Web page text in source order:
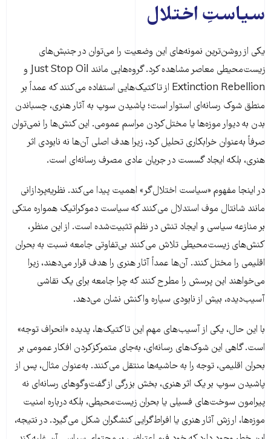
سیاستِ اختلال
یکی از روشن‌ترین نمونه‌های این وضعیت را می‌توان در جنبش‌های
زیست‌محیطی معاصر مشاهده کرد. گروه‌هایی مانند Just Stop Oil و
Extinction Rebellion از تاکتیک‌هایی استفاده می‌کنند که عمداً بر
منطق شوک رسانه‌ای استوار است؛ پاشیدن سوپ به آثار هنری، چسباندن
بدن به دیوار موزه‌ها یا مختل‌کردن مراسم عمومی. این کنش‌ها را نمی‌توان
صرفاً به‌عنوان خرابکاری تحلیل کرد، زیرا هدف اصلی آن‌ها نه نابودی اثر
هنری، بلکه ایجاد گسست در جریان عادی مصرف رسانه‌ای است.
در اینجا مفهوم «سیاست اختلال‌گر» اهمیت پیدا می‌کند. نظریه‌پردازانی
مانند شانتال موف استدلال می‌کنند که سیاست دموکراتیک همواره متکی
بر منازعه سیاسی و ایجاد تنش در نظم تثبیت‌شده است. از این منظر،
کنش‌های زیست‌محیطی تلاش می‌کنند بی‌تفاوتی جامعه نسبت به بحران
اقلیمی را مختل کنند. آن‌ها عمداً آثار هنری را هدف قرار می‌دهند، زیرا
می‌خواهند این پرسش را مطرح کنند که چرا جامعه برای یک نقاشی
آسیب‌دیده، بیش از نابودی سیاره واکنش نشان می‌دهد.
با این حال، یکی از آسیب‌های مهم این تاکتیک‌ها، پدیده «انحراف توجه»
است. گاهی این شوک‌های رسانه‌ای، به‌جای متمرکزکردن افکار عمومی بر
بحران اقلیمی، توجه را به حاشیه‌ها منتقل می‌کنند. به‌عنوان مثال، پس از
پاشیدن سوپ بر یک اثر هنری، بخش بزرگی از گفت‌وگوهای رسانه‌ای نه
پیرامون سوخت‌های فسیلی یا بحران زیست‌محیطی، بلکه درباره امنیت
موزه‌ها، ارزش آثار هنری یا افراط‌گرایی کنشگران شکل می‌گیرد. در نتیجه،